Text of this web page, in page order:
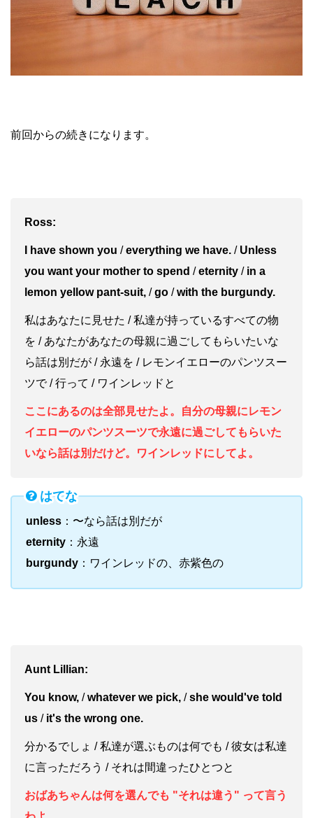
前回からの続きになります。
Ross:
I have shown you /everything we have. /Unless
you want your mother to spend /eternity /in a
lemon yellow pant-suit, /go /with the burgundy.
私はあなたに見せた / 私達が持っているすべての物
を / あなたがあなたの母親に過ごしてもらいたいな
ら話は別だが / 永遠を / レモンイエローのパンツスー
ツで / 行って / ワインレッドと
ここにあるのは全部見せたよ。自分の母親にレモン
イエローのパンツスーツで永遠に過ごしてもらいた
いなら話は別だけど。ワインレッドにしてよ。
はてな
unless ：〜なら話は別だが
eternity ：永遠
burgundy ：ワインレッドの、赤紫色の
Aunt Lillian:
You know, /whatever we pick, /she would've told
us /it's the wrong one.
分かるでしょ / 私達が選ぶものは何でも / 彼女は私達
に言っただろう / それは間違ったひとつと
おばあちゃんは何を選んでも "それは違う" って言う